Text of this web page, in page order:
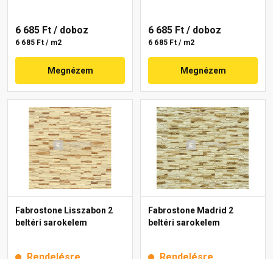
6 685 Ft / doboz
6 685 Ft / m2
Megnézem
6 685 Ft / doboz
6 685 Ft / m2
Megnézem
Fabrostone Lisszabon 2
beltéri sarokelem
Fabrostone Madrid 2
beltéri sarokelem